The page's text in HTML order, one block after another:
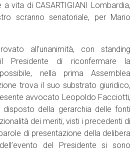
a vita di CASARTIGIANI Lombardia,
scranno senatoriale, per Mario
all’unanimità, con standing
Presidente di riconfermare la
nella prima Assemblea
trova il suo substrato giuridico,
avvocato Leopoldo Facciotti,
della gerarchia delle fonti
dei meriti, visti i precedenti di
di presentazione della delibera
del Presidente si sono